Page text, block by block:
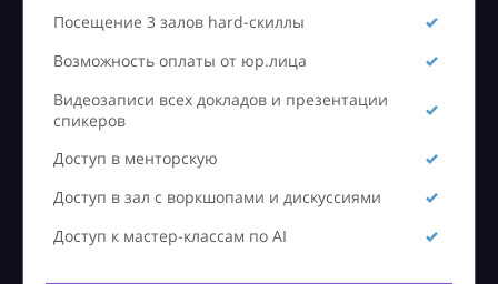
Посещение 3 залов hard-скиллы
Возможность оплаты от юр.лица
Видеозаписи всех докладов и презентации
спикеров
Доступ в менторскую
Доступ в зал с воркшопами и дискуссиями
Доступ к мастер-классам по AI